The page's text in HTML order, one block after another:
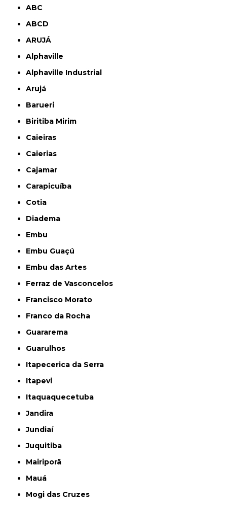
ABC
ABCD
ARUJÁ
Alphaville
Alphaville Industrial
Arujá
Barueri
Biritiba Mirim
Caieiras
Caierias
Cajamar
Carapicuíba
Cotia
Diadema
Embu
Embu Guaçú
Embu das Artes
Ferraz de Vasconcelos
Francisco Morato
Franco da Rocha
Guararema
Guarulhos
Itapecerica da Serra
Itapevi
Itaquaquecetuba
Jandira
Jundiaí
Juquitiba
Mairiporã
Mauá
Mogi das Cruzes